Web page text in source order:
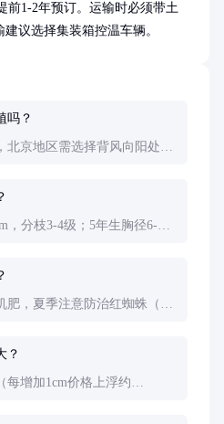
前1-2年预订。运输时必须带土
议选择集装箱控温车辆。
吗？
北京地区需选择背风向阳处并
，分枝3-4级；5年生胸径6-
肥，夏季注意防治红蜘蛛（叶
？
每增加1cm价格上浮约